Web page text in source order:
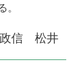
。
政信 松井